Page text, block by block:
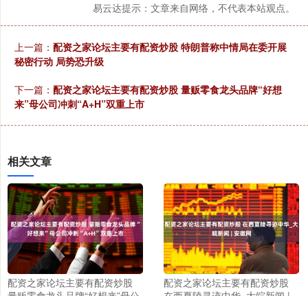
易云达提示：文章来自网络，不代表本站观点。
上一篇： 配资之家论坛主要有配资炒股 特朗普称中情局在委开展
秘密行动 局势恐升级
下一篇： 配资之家论坛主要有配资炒股 量贩零食龙头品牌“好想
来”母公司冲刺“A+H”双重上市
相关文章
配资之家论坛主要有配资炒股
配资之家论坛主要有配资炒股